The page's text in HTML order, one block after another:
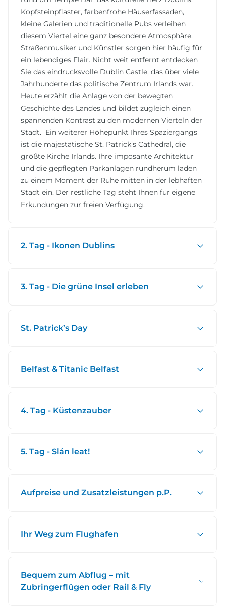
Kopfsteinpflaster, farbenfrohe Häuserfassaden,
kleine Galerien und traditionelle Pubs verleihen
diesem Viertel eine ganz besondere Atmosphäre.
Straßenmusiker und Künstler sorgen hier häufig für
ein lebendiges Flair. Nicht weit entfernt entdecken
Sie das eindrucksvolle Dublin Castle, das über viele
Jahrhunderte das politische Zentrum Irlands war.
Heute erzählt die Anlage von der bewegten
Geschichte des Landes und bildet zugleich einen
spannenden Kontrast zu den modernen Vierteln der
Stadt. Ein weiterer Höhepunkt Ihres Spaziergangs
ist die majestätische St. Patrick’s Cathedral, die
größte Kirche Irlands. Ihre imposante Architektur
und die gepflegten Parkanlagen rundherum laden
zu einem Moment der Ruhe mitten in der lebhaften
Stadt ein. Der restliche Tag steht Ihnen für eigene
Erkundungen zur freien Verfügung.
2. Tag - Ikonen Dublins
3. Tag - Die grüne Insel erleben
St. Patrick’s Day
Belfast & Titanic Belfast
4. Tag - Küstenzauber
5. Tag - Slán leat!
Aufpreise und Zusatzleistungen p.P.
Ihr Weg zum Flughafen
Bequem zum Abflug – mit
Zubringerflügen oder Rail & Fly